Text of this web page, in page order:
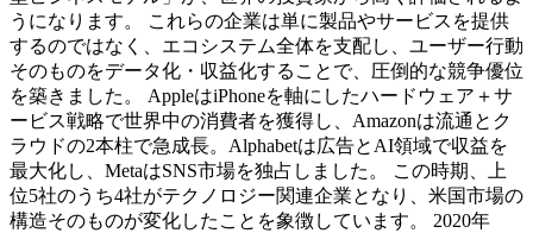
うになります。 これらの企業は単に製品やサービスを提供
するのではなく、エコシステム全体を支配し、ユーザー行動
そのものをデータ化・収益化することで、圧倒的な競争優位
を築きました。 AppleはiPhoneを軸にしたハードウェア＋サ
ービス戦略で世界中の消費者を獲得し、Amazonは流通とク
ラウドの2本柱で急成長。Alphabetは広告とAI領域で収益を
最大化し、MetaはSNS市場を独占しました。 この時期、上
位5社のうち4社がテクノロジー関連企業となり、米国市場の
構造そのものが変化したことを象徴しています。 2020年